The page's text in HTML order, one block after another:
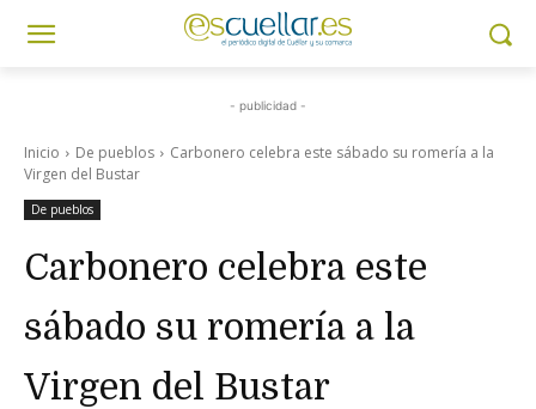
- publicidad -
Inicio De pueblos
Carbonero celebra este sábado su romería a la
Virgen del Bustar
De pueblos
Carbonero celebra este
sábado su romería a la
Virgen del Bustar